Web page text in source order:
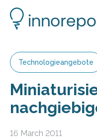
Technologieangebote
16 March 2011